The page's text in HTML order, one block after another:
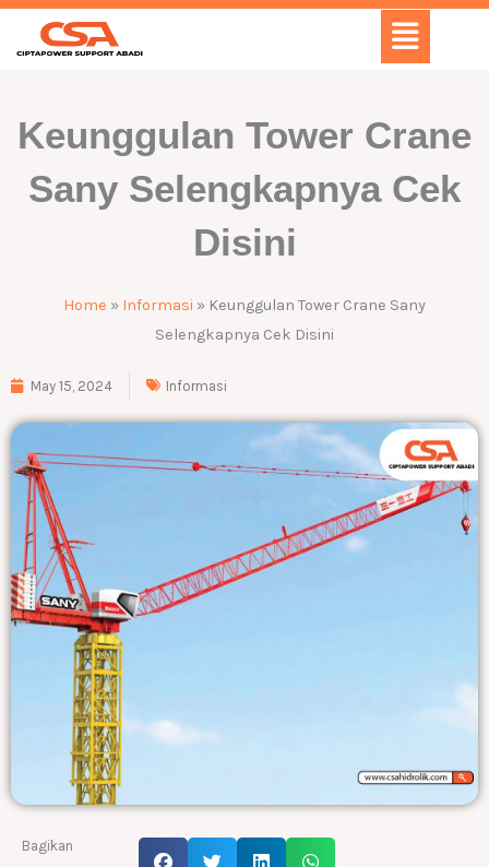
Skip
Menu
Keunggulan Tower Crane
Sany Selengkapnya Cek
Disini
Home » Informasi » Keunggulan Tower Crane Sany
Selengkapnya Cek Disini
May 15, 2024 Informasi
Bagikan